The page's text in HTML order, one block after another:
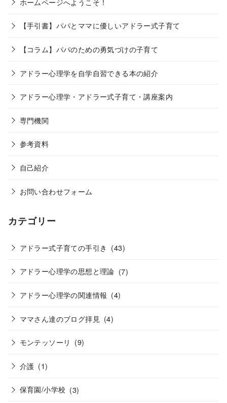
【手引書】パパとママに優しいアドラー式子育て
【コラム】パパのための勇気づけの子育て
アドラー心理学を自学自習できる本の紹介
アドラー心理学・アドラー式子育て・講座案内
専門機関
参考資料
自己紹介
お問い合わせフォーム
カテゴリー
アドラー式子育ての手引き (43)
アドラー心理学の思想と理論 (7)
アドラー心理学の関連情報 (4)
ママさん達のブログ拝見 (4)
モンテッソーリ (9)
介護 (1)
保育園/小学校 (3)